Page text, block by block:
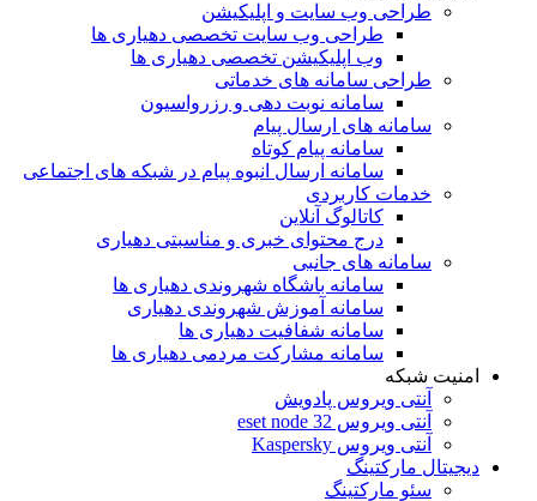
طراحی وب سایت و اپلیکیشن
طراحی وب سایت تخصصی دهیاری ها
وب اپلیکیشن تخصصی دهیاری ها
طراحی سامانه های خدماتی
سامانه نوبت دهی و رزرواسیون
سامانه های ارسال پیام
سامانه پیام کوتاه
سامانه ارسال انبوه پیام در شبکه های اجتماعی
خدمات کاربردی
کاتالوگ آنلاین
درج محتوای خبری و مناسبتی دهیاری
سامانه های جانبی
سامانه باشگاه شهروندی دهیاری ها
سامانه آموزش شهروندی دهیاری
سامانه شفافیت دهیاری ها
سامانه مشارکت مردمی دهیاری ها
امنیت شبکه
آنتی ویروس پادویش
آنتی ویروس 32 eset node
آنتی ویروس Kaspersky
دیجیتال مارکتینگ
سئو مارکتینگ